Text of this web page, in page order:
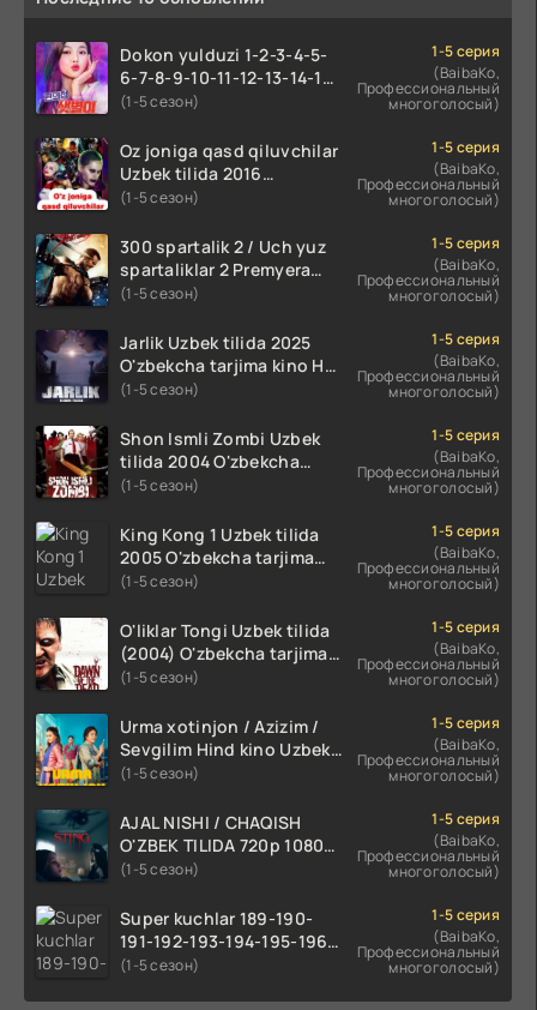
Dokon yulduzi 1-2-3-4-5-
6-7-8-9-10-11-12-13-14-15-
16-17 Qism Uzbek tilida
qismlari o'zbek tilida
(1-5 сезон)
1-5 серия
(BaibaKo,
Профессиональный
многоголосый)
Oz joniga qasd qiluvchilar
Uzbek tilida 2016
O'zbekcha tarjima kino
(1-5 сезон)
1-5 серия
(BaibaKo,
Профессиональный
многоголосый)
300 spartalik 2 / Uch yuz
spartaliklar 2 Premyera
Uzbek tilida 2013
skachat
(1-5 сезон)
1-5 серия
(BaibaKo,
Профессиональный
многоголосый)
Jarlik Uzbek tilida 2025
O'zbekcha tarjima kino HD
skachat
(1-5 сезон)
1-5 серия
(BaibaKo,
Профессиональный
многоголосый)
Shon Ismli Zombi Uzbek
tilida 2004 O'zbekcha
tarjima kino HD skachat
(1-5 сезон)
1-5 серия
(BaibaKo,
Профессиональный
многоголосый)
King Kong 1 Uzbek tilida
2005 O'zbekcha tarjima
kino HD skachat
(1-5 сезон)
1-5 серия
(BaibaKo,
Профессиональный
многоголосый)
O'liklar Tongi Uzbek tilida
(2004) O'zbekcha tarjima
kino HD skachat
(1-5 сезон)
1-5 серия
(BaibaKo,
Профессиональный
многоголосый)
Urma xotinjon / Azizim /
Sevgilim Hind kino Uzbek
tilida 2022 O'zbekcha
(1-5 сезон)
1-5 серия
(BaibaKo,
Профессиональный
многоголосый)
AJAL NISHI / CHAQISH
O'ZBEK TILIDA 720p 1080p
Full HD (2024) Tarjima
(1-5 сезон)
1-5 серия
(BaibaKo,
Профессиональный
многоголосый)
Super kuchlar 189-190-
191-192-193-194-195-196-
197-198-199-200 Qism
(1-5 сезон)
1-5 серия
(BaibaKo,
Профессиональный
многоголосый)